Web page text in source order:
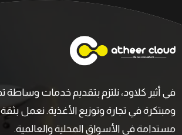
في أثير كلاود، نلتزم بتقديم خدمات وساطة
ومبتكرة في تجارة وتوزيع الأغذية. نعمل
مستدامة في الأسواق المحلية والعالمية.